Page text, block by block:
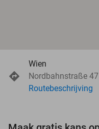
Wien
Nordbahnstraße 47
Routebeschrijving